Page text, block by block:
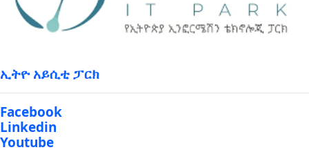
ኢትዮ አይሲቲ ፓርክ
Facebook
Linkedin
Youtube